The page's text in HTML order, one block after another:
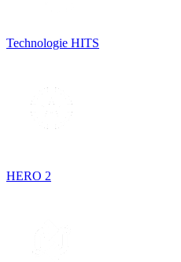
Technologie HITS
HERO 2